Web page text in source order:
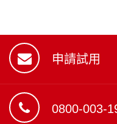
申請試用
0800-003-